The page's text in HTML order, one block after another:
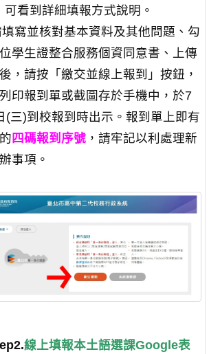
可看到詳細填報方式說明。
寫並核對基本資料及其他問題、勾
學生證整合服務個資同意書、上傳
，請按「繳交並線上報到」按鈕，
印報到單或截圖存於手機中，於7
(三)到校報到時出示。報到單上即有
四碼報到序號，請牢記以利處理新
事項。
線上填報本土語選課Google表